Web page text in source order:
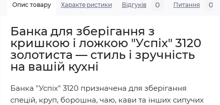
Опис товару Характеристики Відгуків 0 Питання 0
Банка для зберігання з
кришкою і ложкою "Успіх" 3120
золотиста — стиль і зручність
на вашій кухні
Банка "Успіх" 3120 призначена для зберігання
спецій, круп, борошна, чаю, кави та інших сипучих